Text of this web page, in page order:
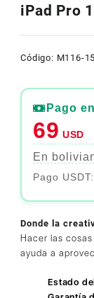
iPad Pro
Código: M116-
Pago
69 USD
En
Donde la
Hacer las
ayuda a
Estado